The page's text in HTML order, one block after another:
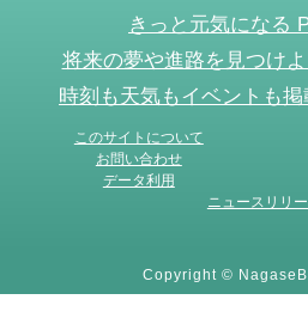
きっと元気になる
将来の夢や進路を見つけ
時刻も天気もイベントも
このサイトについて
お問い合わせ
データ利用
ニュースリリ
Copyright ©